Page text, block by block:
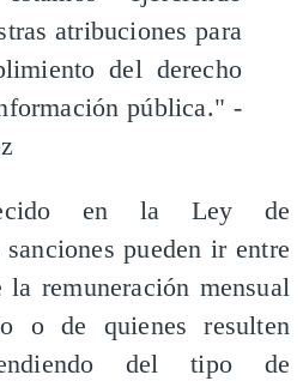
atribuciones para
del derecho
pública." -
en la Ley de
pueden ir entre
remuneración mensual
o de quienes resulten
del tipo de